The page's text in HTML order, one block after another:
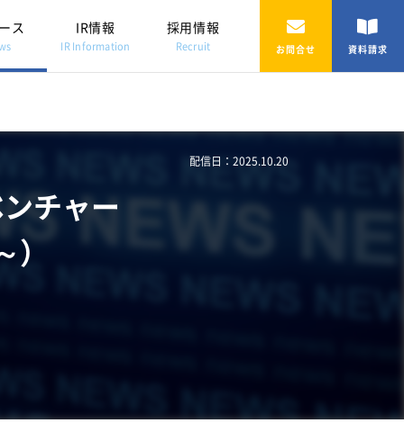
ス IR情報
IR Information
採用情報
Recruit お問合せ 資料請求
配信日：2025.10.20
チャー
）